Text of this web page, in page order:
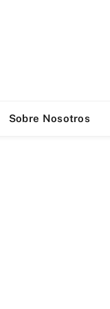
Sobre Nosotros